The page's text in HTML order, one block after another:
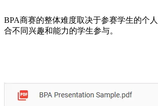
BPA商赛的整体难度取决于参赛学生的个人
合不同兴趣和能力的学生参与。